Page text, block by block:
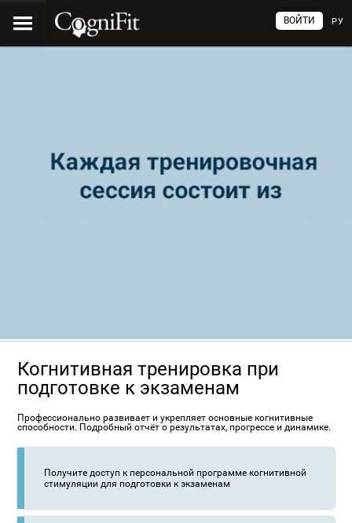
РУ
ВОЙТИ
Когнитивная тренировка при
подготовке к экзаменам
Профессионально развивает и укрепляет основные когнитивные
способности. Подробный отчёт о результатах, прогрессе и динамике.
Получите доступ к персональной программе когнитивной
стимуляции для подготовки к экзаменам